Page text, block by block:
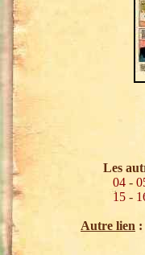
Les
04 -
15 -
Autre lien :